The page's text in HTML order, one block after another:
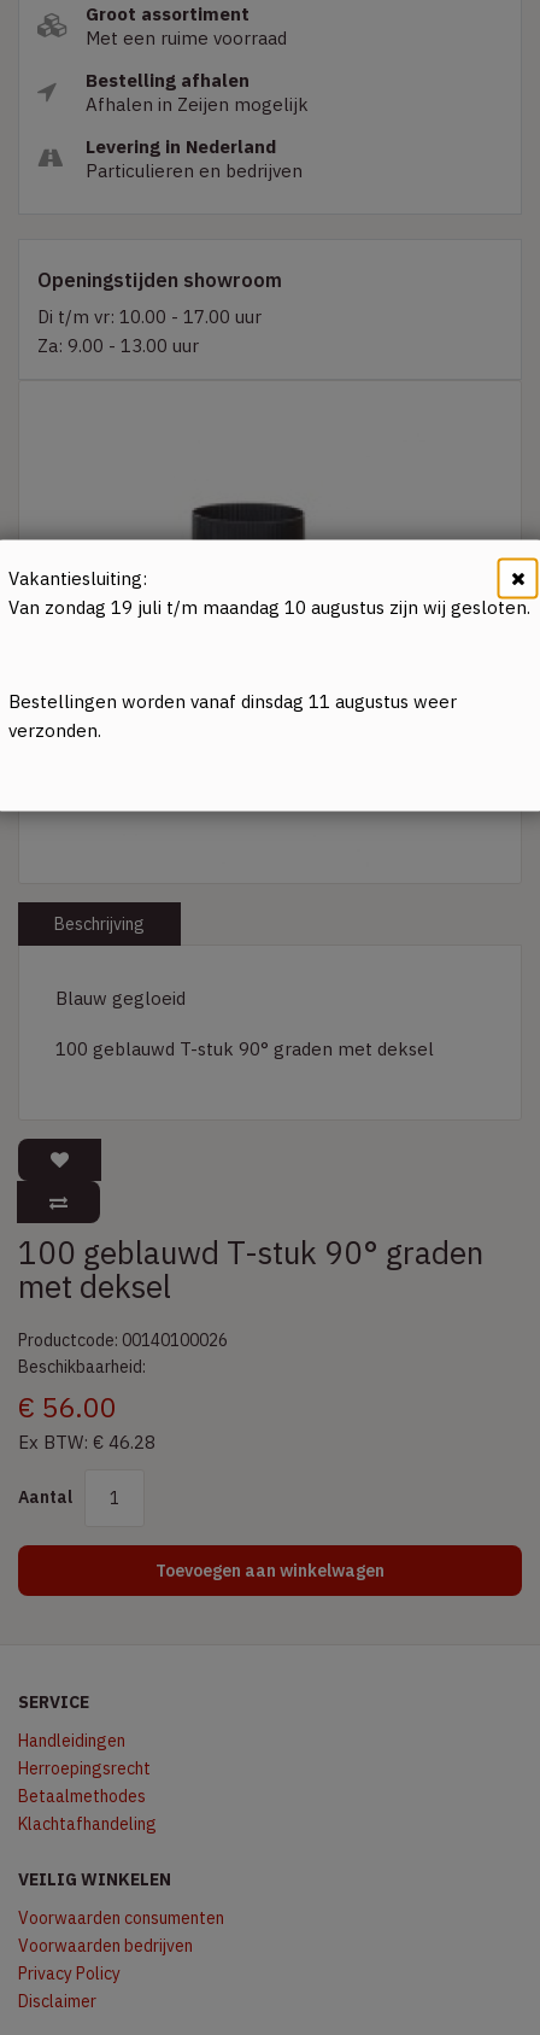
Groot assortiment
Met een ruime voorraad
Bestelling afhalen
Afhalen in Zeijen mogelijk
Levering in Nederland
Particulieren en bedrijven
Openingstijden showroom
Di t/m vr: 10.00 - 17.00 uur
Za: 9.00 - 13.00 uur
Vakantiesluiting:
Van zondag 19 juli t/m maandag 10 augustus zijn wij gesloten.
Bestellingen worden vanaf dinsdag 11 augustus weer
verzonden.
Beschrijving
Blauw gegloeid
100 geblauwd T-stuk 90° graden met deksel
100 geblauwd T-stuk 90° graden
met deksel
Productcode: 00140100026
Beschikbaarheid:
€ 56.00
Ex BTW: € 46.28
Aantal
Toevoegen aan winkelwagen
SERVICE
Handleidingen
Herroepingsrecht
Betaalmethodes
Klachtafhandeling
VEILIG WINKELEN
Voorwaarden consumenten
Voorwaarden bedrijven
Privacy Policy
Disclaimer